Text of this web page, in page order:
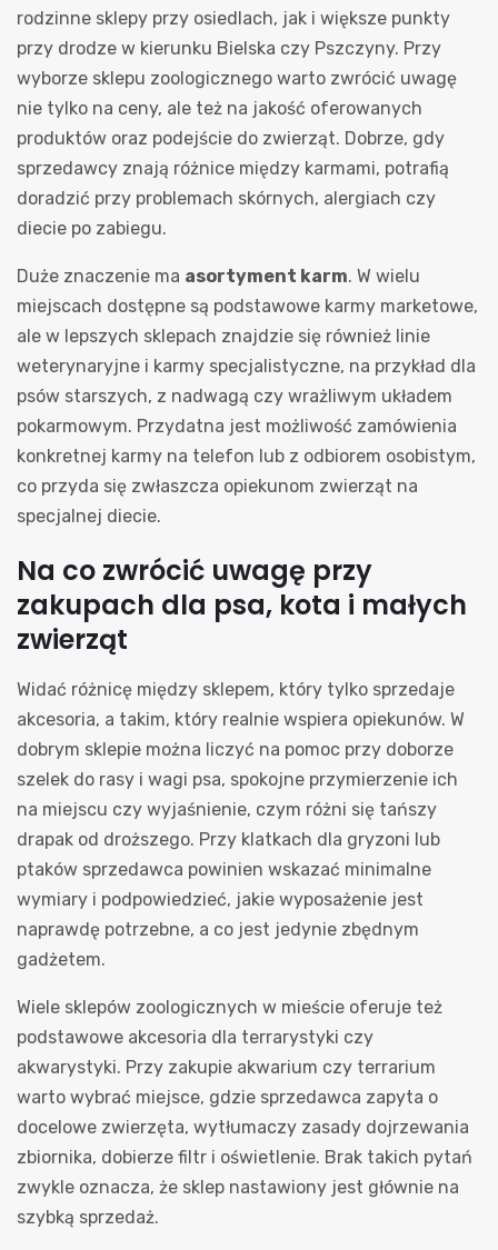
rodzinne sklepy przy osiedlach, jak i większe punkty
przy drodze w kierunku Bielska czy Pszczyny. Przy
wyborze sklepu zoologicznego warto zwrócić uwagę
nie tylko na ceny, ale też na jakość oferowanych
produktów oraz podejście do zwierząt. Dobrze, gdy
sprzedawcy znają różnice między karmami, potrafią
doradzić przy problemach skórnych, alergiach czy
diecie po zabiegu.
Duże znaczenie ma asortyment karm. W wielu
miejscach dostępne są podstawowe karmy marketowe,
ale w lepszych sklepach znajdzie się również linie
weterynaryjne i karmy specjalistyczne, na przykład dla
psów starszych, z nadwagą czy wrażliwym układem
pokarmowym. Przydatna jest możliwość zamówienia
konkretnej karmy na telefon lub z odbiorem osobistym,
co przyda się zwłaszcza opiekunom zwierząt na
specjalnej diecie.
Na co zwrócić uwagę przy
zakupach dla psa, kota i małych
zwierząt
Widać różnicę między sklepem, który tylko sprzedaje
akcesoria, a takim, który realnie wspiera opiekunów. W
dobrym sklepie można liczyć na pomoc przy doborze
szelek do rasy i wagi psa, spokojne przymierzenie ich
na miejscu czy wyjaśnienie, czym różni się tańszy
drapak od droższego. Przy klatkach dla gryzoni lub
ptaków sprzedawca powinien wskazać minimalne
wymiary i podpowiedzieć, jakie wyposażenie jest
naprawdę potrzebne, a co jest jedynie zbędnym
gadżetem.
Wiele sklepów zoologicznych w mieście oferuje też
podstawowe akcesoria dla terrarystyki czy
akwarystyki. Przy zakupie akwarium czy terrarium
warto wybrać miejsce, gdzie sprzedawca zapyta o
docelowe zwierzęta, wytłumaczy zasady dojrzewania
zbiornika, dobierze filtr i oświetlenie. Brak takich pytań
zwykle oznacza, że sklep nastawiony jest głównie na
szybką sprzedaż.